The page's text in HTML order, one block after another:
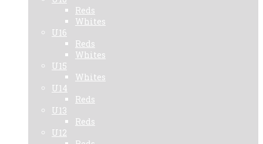
Reds
Whites
U16
Reds
Whites
U15
Whites
U14
Reds
U13
Reds
U12